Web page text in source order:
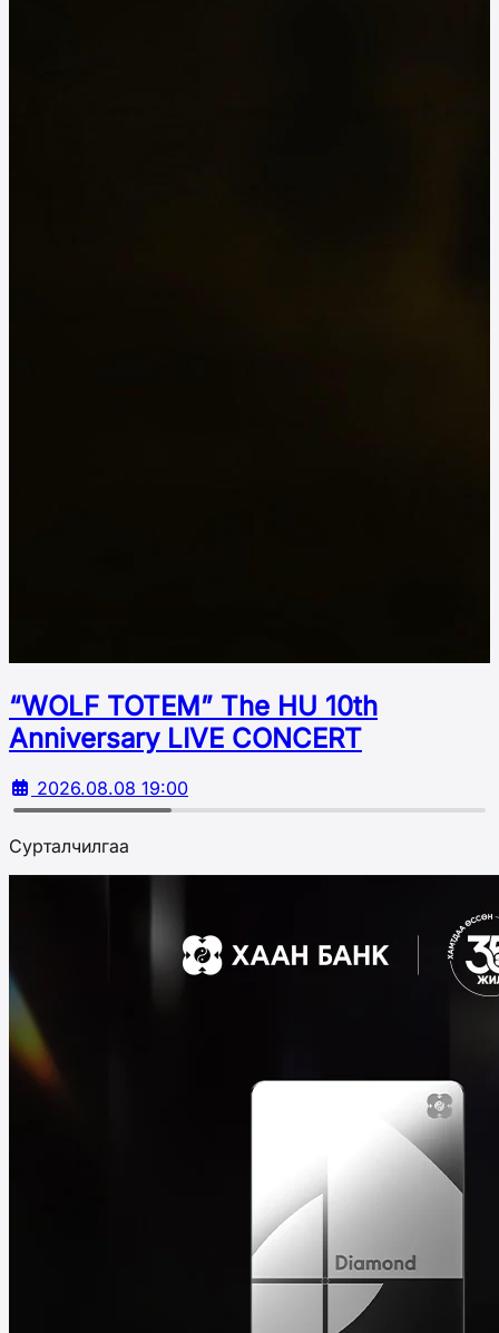
“WOLF TOTEM” The HU 10th
Аnniversary LIVE CONCERT
2026.08.08 19:00
Сурталчилгаа